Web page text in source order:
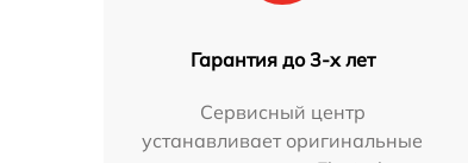
Гарантия до 3-х лет
Сервисный центр
устанавливает оригинальные